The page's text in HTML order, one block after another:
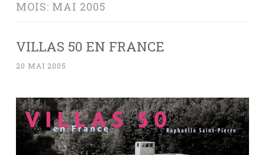
MOIS: MAI 2005
VILLAS 50 EN FRANCE
20 MAI 2005